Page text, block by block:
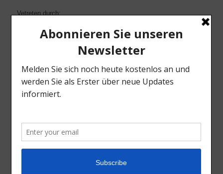
Vetreten durch:
Fax 040-25170222
Web: www.schlesinger-net.de
INFORMATIONEN
AGB